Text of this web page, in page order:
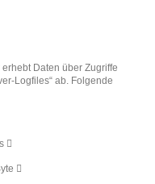
Daten über Zugriffe
Logfiles“ ab. Folgende

